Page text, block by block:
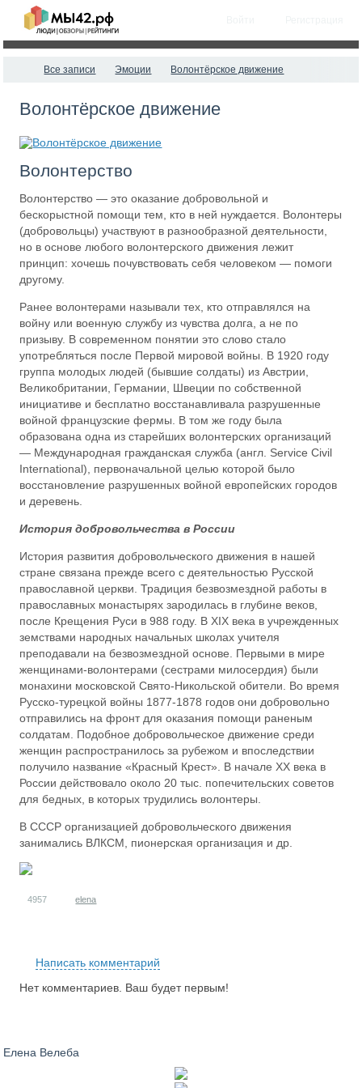
Все записи Эмоции Волонтёрское движение
Волонтёрское движение
Волонтерство
Волонтерство — это оказание добровольной и
бескорыстной помощи тем, кто в ней нуждается. Волонтеры
(добровольцы) участвуют в разнообразной деятельности,
но в основе любого волонтерского движения лежит
принцип: хочешь почувствовать себя человеком — помоги
другому.
Ранее волонтерами называли тех, кто отправлялся на
войну или военную службу из чувства долга, а не по
призыву. В современном понятии это слово стало
употребляться после Первой мировой войны. В 1920 году
группа молодых людей (бывшие солдаты) из Австрии,
Великобритании, Германии, Швеции по собственной
инициативе и бесплатно восстанавливала разрушенные
войной французские фермы. В том же году была
образована одна из старейших волонтерских организаций
— Международная гражданская служба (англ. Service Civil
International), первоначальной целью которой было
восстановление разрушенных войной европейских городов
и деревень.
История добровольчества в России
История развития добровольческого движения в нашей
стране связана прежде всего с деятельностью Русской
православной церкви. Традиция безвозмездной работы в
православных монастырях зародилась в глубине веков,
после Крещения Руси в 988 году. В XIX века в учрежденных
земствами народных начальных школах учителя
преподавали на безвозмездной основе. Первыми в мире
женщинами-волонтерами (сестрами милосердия) были
монахини московской Свято-Никольской обители. Во время
Русско-турецкой войны 1877-1878 годов они добровольно
отправились на фронт для оказания помощи раненым
солдатам. Подобное добровольческое движение среди
женщин распространилось за рубежом и впоследствии
получило название «Красный Крест». В начале XX века в
России действовало около 20 тыс. попечительских советов
для бедных, в которых трудились волонтеры.
В СССР организацией добровольческого движения
занимались ВЛКСМ, пионерская организация и др.
4957 elena
Написать комментарий
Нет комментариев. Ваш будет первым!
Елена Велеба